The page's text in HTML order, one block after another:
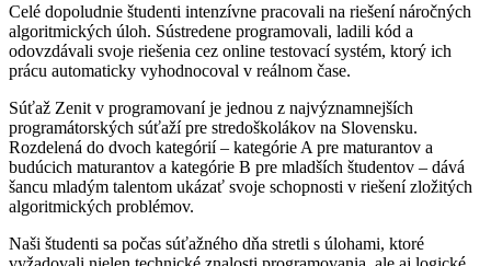
Celé dopoludnie študenti intenzívne pracovali na riešení náročných
algoritmických úloh. Sústredene programovali, ladili kód a
odovzdávali svoje riešenia cez online testovací systém, ktorý ich
prácu automaticky vyhodnocoval v reálnom čase.
Súťaž Zenit v programovaní je jednou z najvýznamnejších
programátorských súťaží pre stredoškolákov na Slovensku.
Rozdelená do dvoch kategórií – kategórie A pre maturantov a
budúcich maturantov a kategórie B pre mladších študentov – dává
šancu mladým talentom ukázať svoje schopnosti v riešení zložitých
algoritmických problémov.
Naši študenti sa počas súťažného dňa stretli s úlohami, ktoré